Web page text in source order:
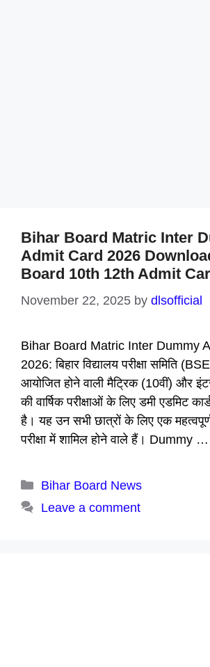
Bihar Board Matric Inter
Admit Card 2026
Board 10th 12th Admit
November 22, 2025 by dlsofficial
Bihar Board Matric Inter Dummy
2026: बिहार विद्यालय परीक्षा समिति
आयोजित होने वाली मैट्रिक (10वीं) और
की वार्षिक परीक्षाओं के लिए डमी एडमिट
है। यह उन सभी छात्रों के लिए एक
परीक्षा में शामिल होने वाले हैं। Dummy …
Categories
Bihar Board News
Leave a comment